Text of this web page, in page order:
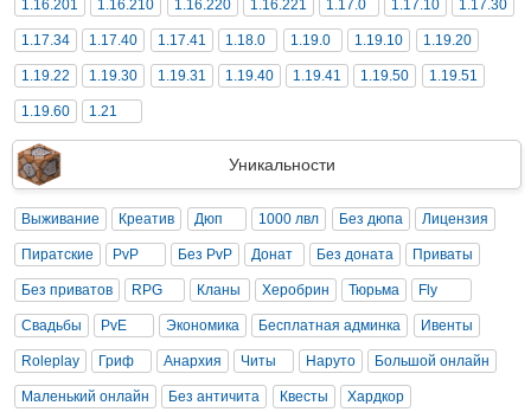
1.16.201 1.16.210 1.16.220 1.16.221 1.17.0 1.17.10 1.17.30
1.17.34 1.17.40 1.17.41 1.18.0 1.19.0 1.19.10 1.19.20
1.19.22 1.19.30 1.19.31 1.19.40 1.19.41 1.19.50 1.19.51
1.19.60 1.21
Уникальности
Выживание Креатив Дюп 1000 лвл Без дюпа Лицензия
Пиратские PvP Без PvP Донат Без доната Приваты
Без приватов RPG Кланы Херобрин Тюрьма Fly
Свадьбы PvE Экономика Бесплатная админка Ивенты
Roleplay Гриф Анархия Читы Наруто Большой онлайн
Маленький онлайн Без античита Квесты Хардкор